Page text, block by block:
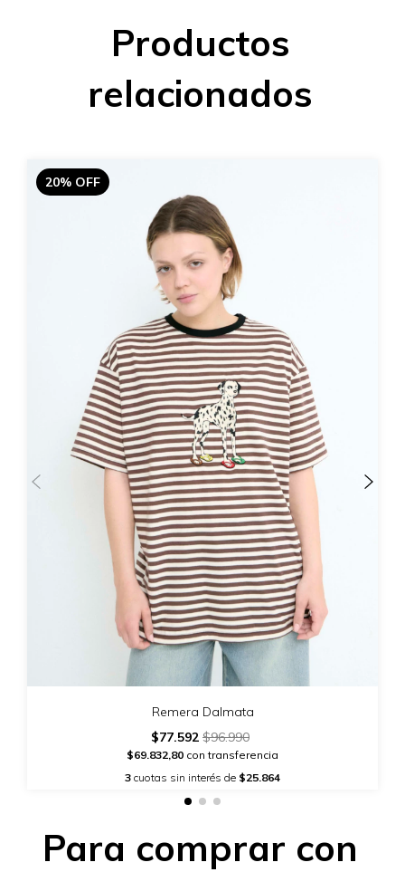
Productos
relacionados
20% OFF
Remera Dalmata
$77.592 $96.990
$69.832,80 con transferencia
3 cuotas sin interés de $25.864
Para comprar con